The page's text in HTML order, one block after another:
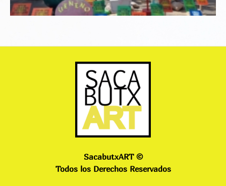
SacabutxART ©
Todos los Derechos Reservados